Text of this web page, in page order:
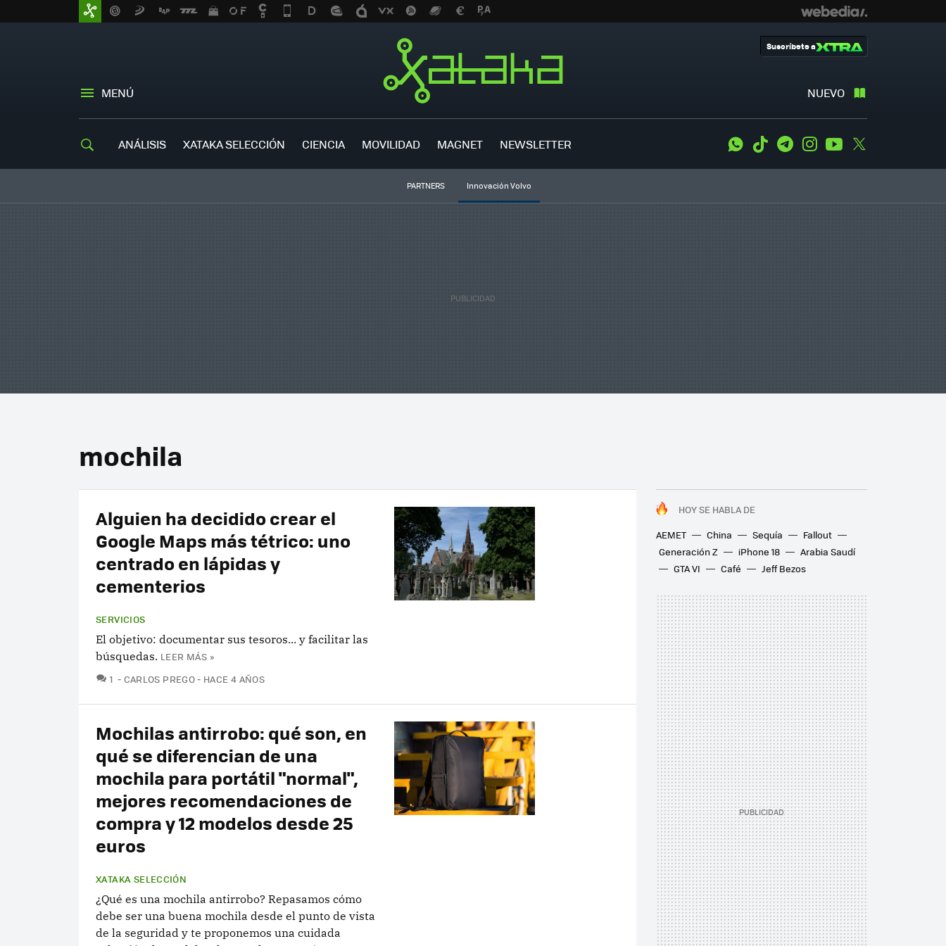
MENÚ NUEVO
Suscríbete a
ANÁLISIS XATAKA SELECCIÓN CIENCIA MOVILIDAD MAGNET NEWSLETTER WhatsApp
Tiktok TelegramInstagramYoutube
PARTNERS Innovación Volvo
mochila
HOY SE HABLA DE
AEMET
China Sequía
Fallout
Generación Z
iPhone 18
Arabia Saudí
GTA VI
Café Jeff Bezos
Alguien ha decidido crear el
Google Maps más tétrico: uno
centrado en lápidas y
cementerios
SERVICIOS
El objetivo: documentar sus tesoros... y facilitar las
búsquedas. LEER MÁS »
1 COMENTARIOS
CARLOS PREGO HACE 4 AÑOS
Mochilas antirrobo: qué son, en
qué se diferencian de una
mochila para portátil "normal",
mejores recomendaciones de
compra y 12 modelos desde 25
euros
XATAKA SELECCIÓN
¿Qué es una mochila antirrobo? Repasamos cómo
debe ser una buena mochila desde el punto de vista
de la seguridad y te proponemos una cuidada